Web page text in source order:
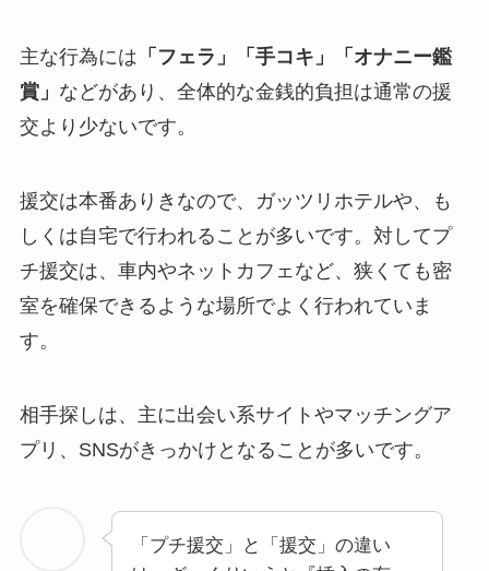
主な行為には 「フェラ」「手コキ」「オナニー鑑
賞」 などがあり、全体的な金銭的負担は通常の援
交より少ないです。
援交は本番ありきなので、ガッツリホテルや、も
しくは自宅で行われることが多いです。対してプ
チ援交は、車内やネットカフェなど、狭くても密
室を確保できるような場所でよく行われていま
す。
相手探しは、主に出会い系サイトやマッチングア
プリ、SNSがきっかけとなることが多いです。
「プチ援交」と「援交」の違い